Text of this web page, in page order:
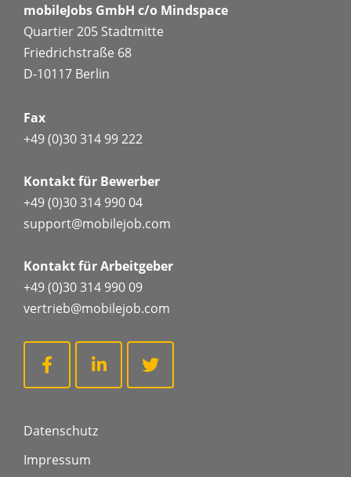
mobileJobs GmbH c/o Mindspace
Quartier 205 Stadtmitte
Friedrichstraße 68
D-10117 Berlin
Fax
+49 (0)30 314 99 222
Kontakt für Bewerber
+49 (0)30 314 990 04
support@mobilejob.com
Kontakt für Arbeitgeber
+49 (0)30 314 990 09
vertrieb@mobilejob.com
Datenschutz
Impressum